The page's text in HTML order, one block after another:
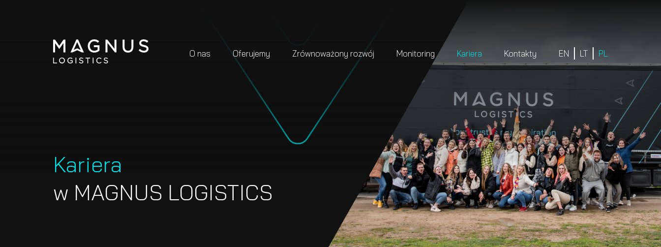
O nas Oferujemy Zrównoważony rozwój Monitoring Kariera Kontakty EN LT PL
Kariera
w MAGNUS LOGISTICS